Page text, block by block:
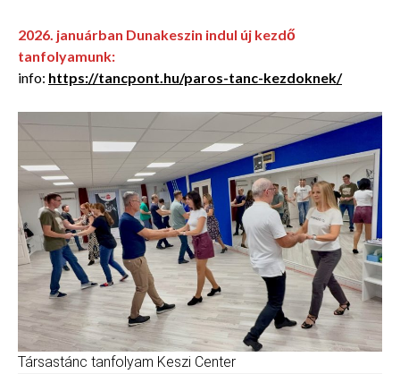
2026. januárban Dunakeszin indul új kezdő
tanfolyamunk:
info: https://tancpont.hu/paros-tanc-kezdoknek/
Társastánc tanfolyam Keszi Center